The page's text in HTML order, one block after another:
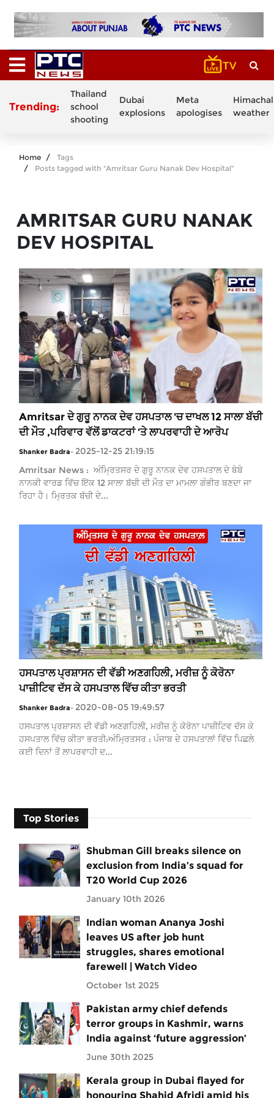
Trending:
Thailand
school
shooting
Dubai
explosions
Meta
apologises
Himachal
weather
Home
Tags
Posts tagged with "Amritsar Guru Nanak Dev Hospital"
AMRITSAR GURU NANAK
DEV HOSPITAL
Amritsar ਦੇ ਗੁਰੂ ਨਾਨਕ ਦੇਵ ਹਸਪਤਾਲ 'ਚ ਦਾਖਲ 12 ਸਾਲਾ ਬੱਚੀ
ਦੀ ਮੌਤ ,ਪਰਿਵਾਰ ਵੱਲੋਂ ਡਾਕਟਰਾਂ ‘ਤੇ ਲਾਪਰਵਾਹੀ ਦੇ ਆਰੋਪ
Shanker Badra- 2025-12-25 21:19:15
Amritsar News : ਅੰਮ੍ਰਿਤਸਰ ਦੇ ਗੁਰੂ ਨਾਨਕ ਦੇਵ ਹਸਪਤਾਲ ਦੇ ਬੇਬੇ
ਨਾਨਕੀ ਵਾਰਡ ਵਿੱਚ ਇੱਕ 12 ਸਾਲਾ ਬੱਚੀ ਦੀ ਮੌਤ ਦਾ ਮਾਮਲਾ ਗੰਭੀਰ ਬਣਦਾ ਜਾ
ਰਿਹਾ ਹੈ। ਮ੍ਰਿਤਕ ਬੱਚੀ ਦੇ...
ਹਸਪਤਾਲ ਪ੍ਰਸ਼ਾਸਨ ਦੀ ਵੱਡੀ ਅਣਗਹਿਲੀ, ਮਰੀਜ਼ ਨੂੰ ਕੋਰੋਨਾ
ਪਾਜ਼ੀਟਿਵ ਦੱਸ ਕੇ ਹਸਪਤਾਲ ਵਿੱਚ ਕੀਤਾ ਭਰਤੀ
Shanker Badra- 2020-08-05 19:49:57
ਹਸਪਤਾਲ ਪ੍ਰਸ਼ਾਸਨ ਦੀ ਵੱਡੀ ਅਣਗਹਿਲੀ, ਮਰੀਜ਼ ਨੂੰ ਕੋਰੋਨਾ ਪਾਜ਼ੀਟਿਵ ਦੱਸ ਕੇ
ਹਸਪਤਾਲ ਵਿੱਚ ਕੀਤਾ ਭਰਤੀ:ਅੰਮ੍ਰਿਤਸਰ : ਪੰਜਾਬ ਦੇ ਹਸਪਤਾਲਾਂ ਵਿੱਚ ਪਿਛਲੇ
ਕਈ ਦਿਨਾਂ ਤੋਂ ਲਾਪਰਵਾਹੀ ਦ...
Top Stories
Shubman Gill breaks silence on
exclusion from India’s squad for
T20 World Cup 2026
January 10th 2026
Indian woman Ananya Joshi
leaves US after job hunt
struggles, shares emotional
farewell | Watch Video
October 1st 2025
Pakistan army chief defends
terror groups in Kashmir, warns
India against ‘future aggression’
June 30th 2025
Kerala group in Dubai flayed for
honouring Shahid Afridi amid his